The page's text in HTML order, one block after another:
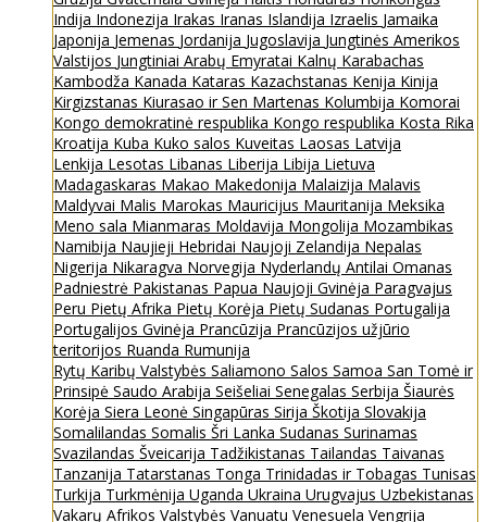
Indija Indonezija Irakas Iranas Islandija Izraelis Jamaika
Japonija Jemenas Jordanija Jugoslavija Jungtinės Amerikos
Valstijos Jungtiniai Arabų Emyratai Kalnų Karabachas
Kambodža Kanada Kataras Kazachstanas Kenija Kinija
Kirgizstanas Kiurasao ir Sen Martenas Kolumbija Komorai
Kongo demokratinė respublika Kongo respublika Kosta Rika
Kroatija Kuba Kuko salos Kuveitas Laosas Latvija
Lenkija Lesotas Libanas Liberija Libija Lietuva
Madagaskaras Makao Makedonija Malaizija Malavis
Maldyvai Malis Marokas Mauricijus Mauritanija Meksika
Meno sala Mianmaras Moldavija Mongolija Mozambikas
Namibija Naujieji Hebridai Naujoji Zelandija Nepalas
Nigerija Nikaragva Norvegija Nyderlandų Antilai Omanas
Padniestrė Pakistanas Papua Naujoji Gvinėja Paragvajus
Peru Pietų Afrika Pietų Korėja Pietų Sudanas Portugalija
Portugalijos Gvinėja Prancūzija Prancūzijos užjūrio
teritorijos Ruanda Rumunija
Rytų Karibų Valstybės Saliamono Salos Samoa San Tomė ir
Prinsipė Saudo Arabija Seišeliai Senegalas Serbija Šiaurės
Korėja Siera Leonė Singapūras Sirija Škotija Slovakija
Somalilandas Somalis Šri Lanka Sudanas Surinamas
Svazilandas Šveicarija Tadžikistanas Tailandas Taivanas
Tanzanija Tatarstanas Tonga Trinidadas ir Tobagas Tunisas
Turkija Turkmėnija Uganda Ukraina Urugvajus Uzbekistanas
Vakarų Afrikos Valstybės Vanuatu Venesuela Vengrija